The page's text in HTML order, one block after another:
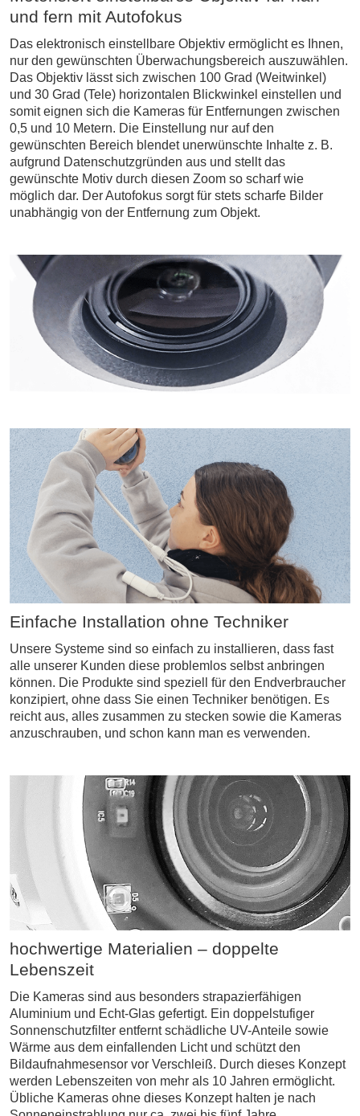
und fern mit Autofokus
Das elektronisch einstellbare Objektiv ermöglicht es Ihnen,
nur den gewünschten Überwachungsbereich auszuwählen.
Das Objektiv lässt sich zwischen 100 Grad (Weitwinkel)
und 30 Grad (Tele) horizontalen Blickwinkel einstellen und
somit eignen sich die Kameras für Entfernungen zwischen
0,5 und 10 Metern. Die Einstellung nur auf den
gewünschten Bereich blendet unerwünschte Inhalte z. B.
aufgrund Datenschutzgründen aus und stellt das
gewünschte Motiv durch diesen Zoom so scharf wie
möglich dar. Der Autofokus sorgt für stets scharfe Bilder
unabhängig von der Entfernung zum Objekt.
Einfache Installation ohne Techniker
Unsere Systeme sind so einfach zu installieren, dass fast
alle unserer Kunden diese problemlos selbst anbringen
können. Die Produkte sind speziell für den Endverbraucher
konzipiert, ohne dass Sie einen Techniker benötigen. Es
reicht aus, alles zusammen zu stecken sowie die Kameras
anzuschrauben, und schon kann man es verwenden.
hochwertige Materialien – doppelte
Lebenszeit
Die Kameras sind aus besonders strapazierfähigen
Aluminium und Echt-Glas gefertigt. Ein doppelstufiger
Sonnenschutzfilter entfernt schädliche UV-Anteile sowie
Wärme aus dem einfallenden Licht und schützt den
Bildaufnahmesensor vor Verschleiß. Durch dieses Konzept
werden Lebenszeiten von mehr als 10 Jahren ermöglicht.
Übliche Kameras ohne dieses Konzept halten je nach